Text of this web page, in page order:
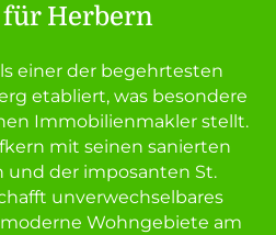
Herbern
einer der begehrtesten
etabliert, was besondere
Immobilienmakler stellt.
mit seinen sanierten
und der imposanten St.
unverwechselbares
Wohngebiete am